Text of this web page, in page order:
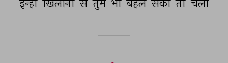
इन्हीं खिलौनों से तुम भी बहल सको तो चलो